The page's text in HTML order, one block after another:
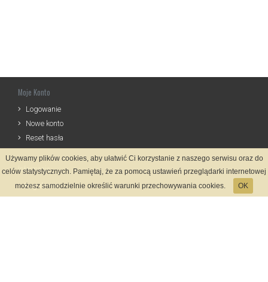
Moje Konto
Logowanie
Nowe konto
Reset hasła
Informacje
Regulamin
Używamy plików cookies, aby ułatwić Ci korzystanie z naszego serwisu oraz do
celów statystycznych. Pamiętaj, że za pomocą ustawień przeglądarki internetowej
możesz samodzielnie określić warunki przechowywania cookies.
OK